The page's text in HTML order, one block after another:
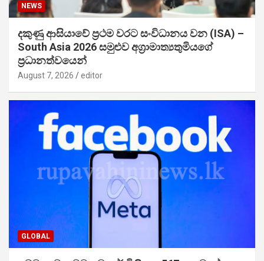
NEWS
දකුණු ආසියාවේ ප්‍රථම වරට සංවිධානය වන (ISA) –
South Asia 2026 සමුළුව අග්‍රාමාත්‍යතුමියගේ
ප්‍රධානත්වයෙන්
August 7, 2026 editor
GLOBAL